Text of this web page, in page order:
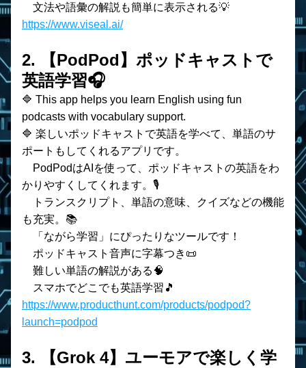
    文法や語彙の解説も簡単に表示される💡
https://www.viseal.ai/
2. 【PodPod】ポッドキャストで
英語学習🎧
🔷 This app helps you learn English using fun
podcasts with vocabulary support.
🔷 楽しいポッドキャストで英語を学べて、単語のサ
ポートもしてくれるアプリです。
PodPodはAIを使って、ポッドキャストの英語をわ
かりやすくしてくれます。🎙️
トランスクリプト、単語の意味、クイズなどの機能
も充実。📚
「ながら学習」にぴったりなツールです！
    ポッドキャスト音声に字幕つき📜
    難しい単語の解説がある🧠
    スマホでどこでも英語学習🎵
https://www.producthunt.com/products/podpod?
launch=podpod
3.
【Grok 4】ユーモアで楽しく学